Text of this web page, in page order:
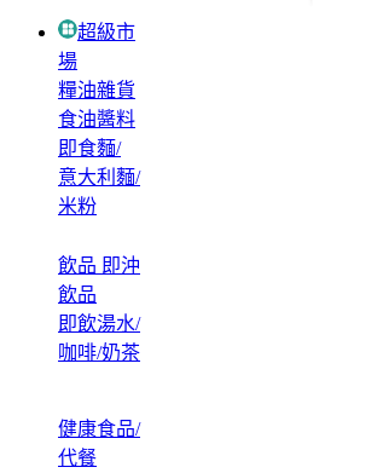
超級市
場
糧油雜貨
食油醬料
即食麵/
意大利麵/
米粉
飲品 即沖
飲品
即飲湯水/
咖啡/奶茶
健康食品/
代餐